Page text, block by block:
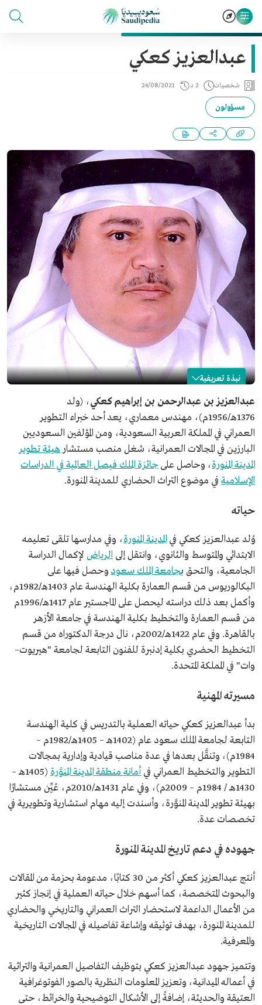
عبدالعزيز كعكي
شخصيات 2 د 24/08/2021
مسؤولون
نبذة تعريفية
عبدالعزيز كعكي
الاسم
عبدالعزيز بن عبدالرحمن كعكي.
تاريخ الميلاد
1376هـ/1956م.
المجال المهني
من خبراء التطوير العمراني في المملكة العربية السعودية.
مكان الميلاد
المدينة المنورة.
الشهادات العلمية
بكالوريوس في قسم العمارة بكلية الهندسة من جامعة الملك
التابعة لجامعة "هيريوت– وات" بالمملكة المتحدة.
عبدالعزيز بن عبدالرحمن بن إبراهيم كعكي، (ولد
1376هـ/1956م)، مهندس معماري، يعد أحد خبراء التطوير
العمراني في المملكة العربية السعودية، ومن المؤلفين السعوديين
البارزين في المجالات العمرانية، شغل منصب مستشار هيئة تطوير
المدينة المنورة، وحاصل على جائزة الملك فيصل العالمية في الدراسات
الإسلامية في موضوع التراث الحضاري للمدينة المنورة.
حياته
وُلد عبدالعزيز كعكي في المدينة المنورة، وفي مدارسها تلقى تعليمه
الابتدائي والمتوسط والثانوي، وانتقل إلى الرياض لإكمال الدراسة
الجامعية، والتحق بجامعة الملك سعود وحصل فيها على
البكالوريوس من قسم العمارة بكلية الهندسة عام 1403هـ/1982م،
وأكمل بعد ذلك دراسته ليحصل على الماجستير عام 1417هـ/1996م
من قسم العمارة والتخطيط بكلية الهندسة في جامعة الأزهر
بالقاهرة. وفي عام 1422هـ/2002م، نال درجة الدكتوراه من قسم
التخطيط الحضري بكلية إدنبرة للفنون التابعة لجامعة "هيريوت–
وات" في المملكة المتحدة.
مسيرته المهنية
بدأ عبدالعزيز كعكي حياته العملية بالتدريس في كلية الهندسة
التابعة لجامعة الملك سعود عام (1402هـ – 1405هـ/1982م –
1984م)، وتنقَّل بعدها في عدة مناصب قيادية وإدارية بمجالات
التطوير والتخطيط العمراني في أمانة منطقة المدينة المنوَّرة
(1405هـ –
1430هـ / 1984م – 2009م)، وفي عام 1431هـ/2010م، عُيِّن مستشارًا
بهيئة تطوير المدينة المنوَّرة، وأسندت إليه مهام استشارية وتطويرية في
تخصصات عدة.
جهوده في دعم تاريخ المدينة المنورة
أنتج عبدالعزيز كعكي أكثر من 30 كتابًا، مدعومة بحزمة من المقالات
والبحوث المتخصصة، كما أسهم خلال حياته العملية في إنجاز كثير
من الأعمال الداعمة لاستحضار التراث العمراني والتاريخي والحضاري
للمدينة المنورة، بهدف توثيقه وإشاعة تفاصيله في المجالات التاريخية
والمعرفية.
وتتميز جهود عبدالعزيز كعكي بتوظيف التفاصيل العمرانية والتراثية
في أعماله الميدانية، وتعزيز المعلومات النظرية بالصور الفوتوغرافية
العتيقة والحديثة، إضافةً إلى الأشكال التوضيحية والخرائط، حتى